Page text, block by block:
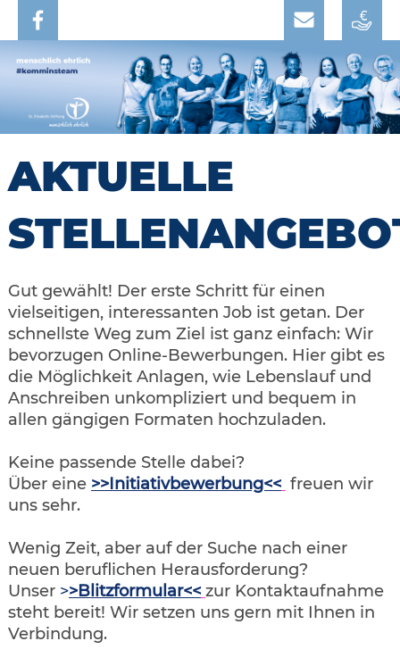
AKTUELLE
Gut gewählt! Der erste Schritt für einen
vielseitigen, interessanten Job ist getan. Der
schnellste Weg zum Ziel ist ganz einfach: Wir
bevorzugen Online-Bewerbungen. Hier gibt es
die Möglichkeit Anlagen, wie Lebenslauf und
Anschreiben unkompliziert und bequem in
allen gängigen Formaten hochzuladen.
Keine passende Stelle dabei?
Über eine >>Initiativbewerbung<< freuen wir
uns sehr.
Wenig Zeit, aber auf der Suche nach einer
neuen beruflichen Herausforderung?
Unser >>Blitzformular<< zur Kontaktaufnahme
steht bereit! Wir setzen uns gern mit Ihnen in
Verbindung.